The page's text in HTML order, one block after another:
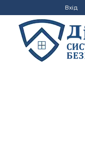
Перейти до основного
Вхід